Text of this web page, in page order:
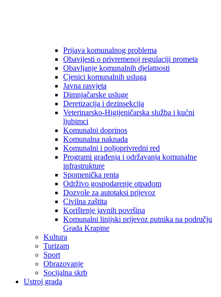
Prijava komunalnog problema
Obavijesti o privremenoj regulaciji prometa
Obavljanje komunalnih djelatnosti
Cjenici komunalnih usluga
Javna rasvjeta
Dimnjačarske usluge
Deretizacija i dezinsekcija
Veterinarsko-Higijeničarska služba i kućni
ljubimci
Komunalni doprinos
Komunalna naknada
Komunalni i poljoprivredni red
Programi građenja i održavanja komunalne
infrastrukture
Spomenička renta
Održivo gospodarenje otpadom
Dozvole za autotaksi prijevoz
Civilna zaštita
Korištenje javnih površina
Komunalni linijski prijevoz putnika na području
Grada Krapine
Kultura
Turizam
Sport
Obrazovanje
Socijalna skrb
Ustroj grada